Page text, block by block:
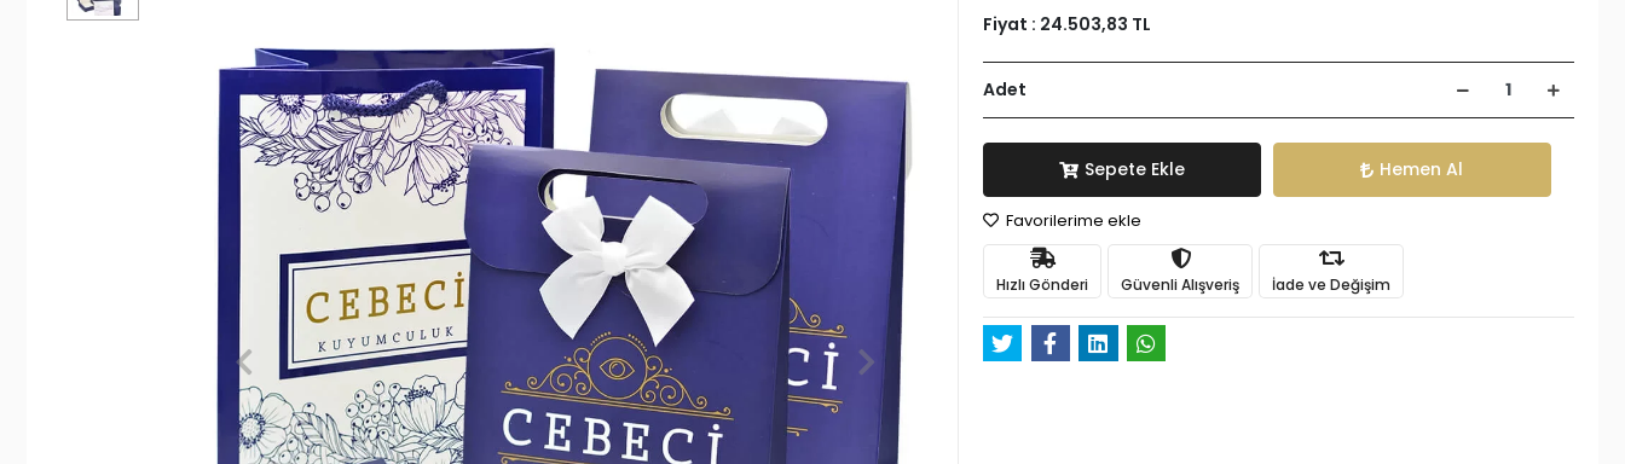
Fiyat : 24.503,83 TL
Adet
Sepete Ekle Hemen Al
Favorilerime ekle
Hızlı Gönderi Güvenli Alışveriş İade ve Değişim